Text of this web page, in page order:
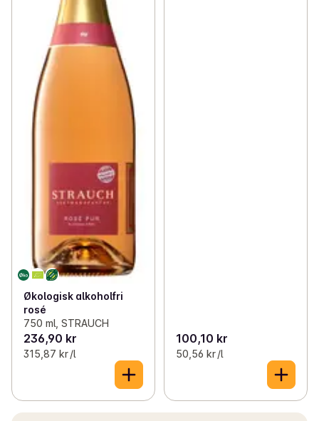
Økologisk alkoholfri
rosé
750 ml, STRAUCH
236,90 kr
315,87 kr /l
100,10 kr
50,56 kr /l